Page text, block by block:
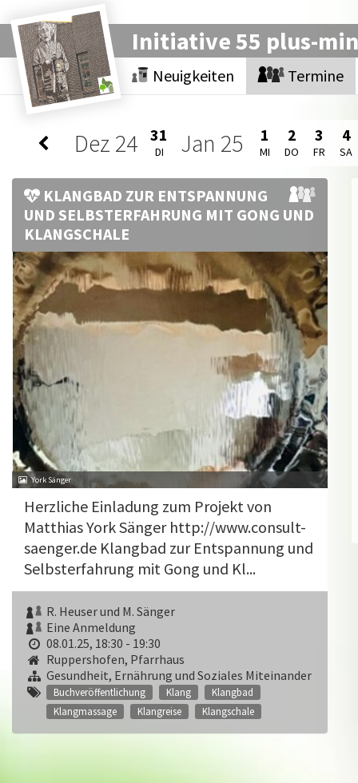
Initiative 55 plus-
Neuigkeiten Termine
Dez 24 31
DI Jan 25 1
MI
2
DO
3
FR
4
SA
KLANGBAD ZUR ENTSPANNUNG
UND SELBSTERFAHRUNG MIT GONG UND
KLANGSCHALE
York Sänger
Herzliche Einladung zum Projekt von
Matthias York Sänger http://www.consult-
saenger.de Klangbad zur Entspannung und
Selbsterfahrung mit Gong und Kl...
R. Heuser und M. Sänger
Eine Anmeldung
08.01.25, 18:30 - 19:30
Ruppershofen, Pfarrhaus
Gesundheit, Ernährung und Soziales Miteinander
Buchveröffentlichung Klang
Klangbad
Klangmassage
Klangreise Klangschale